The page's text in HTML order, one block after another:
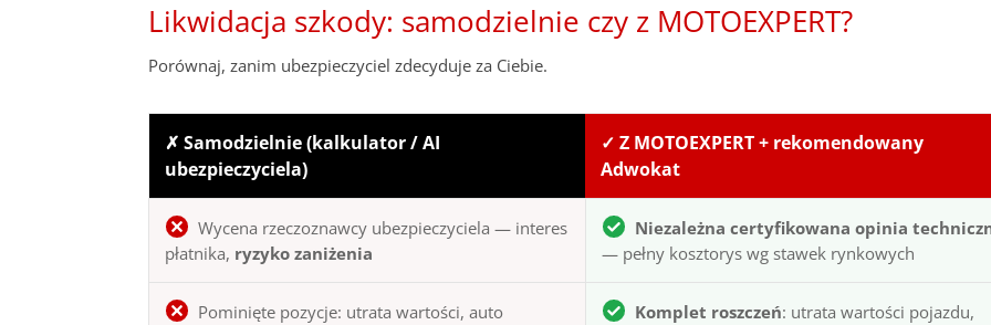
Likwidacja szkody: samodzielnie czy z MOTOEXPERT?
Porównaj, zanim ubezpieczyciel zdecyduje za Ciebie.
✗ Samodzielnie (kalkulator / AI
ubezpieczyciela)
✓ Z MOTOEXPERT + rekomendowany
Adwokat
Wycena rzeczoznawcy ubezpieczyciela — interes
płatnika, ryzyko zaniżenia
Niezależna certyfikowana opinia
— pełny kosztorys wg stawek rynkowych
Pominięte pozycje: utrata wartości, auto
Komplet roszczeń: utrata wartości pojazdu,